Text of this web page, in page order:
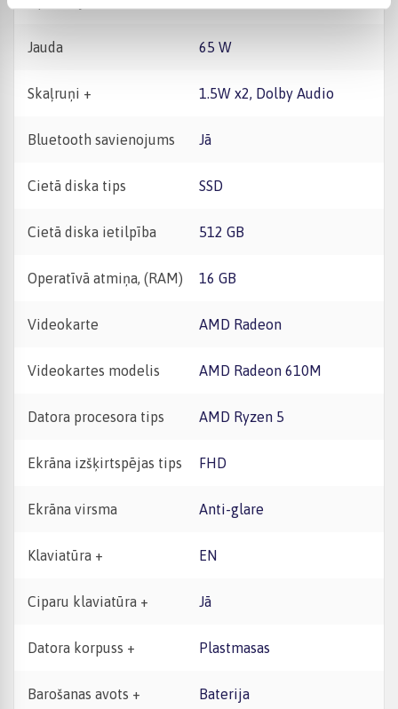
Jauda 65 W
Skaļruņi + 1.5W x2, Dolby Audio
Bluetooth savienojums Jā
Cietā diska tips SSD
Cietā diska ietilpība 512 GB
Operatīvā atmiņa, (RAM) 16 GB
Videokarte AMD Radeon
Videokartes modelis AMD Radeon 610M
Datora procesora tips AMD Ryzen 5
Ekrāna izšķirtspējas tips FHD
Ekrāna virsma Anti-glare
Klaviatūra + EN
Ciparu klaviatūra + Jā
Datora korpuss + Plastmasas
Barošanas avots + Baterija